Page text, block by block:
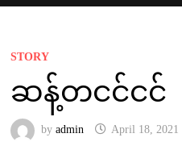
STORY
ဆန့်တငင်ငင်
by admin April 18, 2021